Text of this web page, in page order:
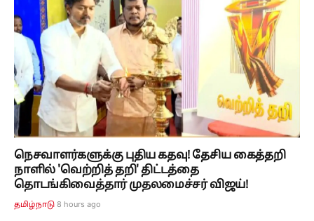
நெசவாளர்களுக்கு புதிய கதவு! தேசிய கைத்தறி
நாளில் 'வெற்றித் தறி' திட்டத்தை
தொடங்கிவைத்தார் முதலமைச்சர் விஜய்!
தமிழ்நாடு 8 hours ago